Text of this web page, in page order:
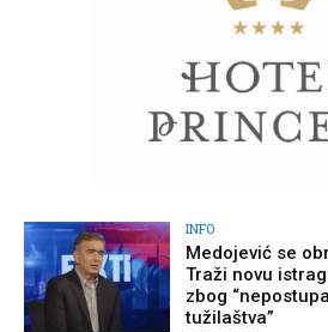
INFO
Medojević se
Traži novu
zbog
tužilaštva”